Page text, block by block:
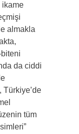
ikame
almakla
da ciddi
tüm